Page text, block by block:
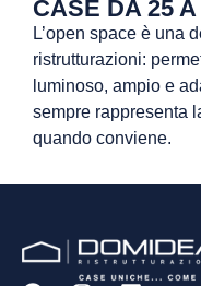
CASE DA 25
L’open space è una
ristrutturazioni:
luminoso, ampio e
sempre rappresenta
quando conviene.